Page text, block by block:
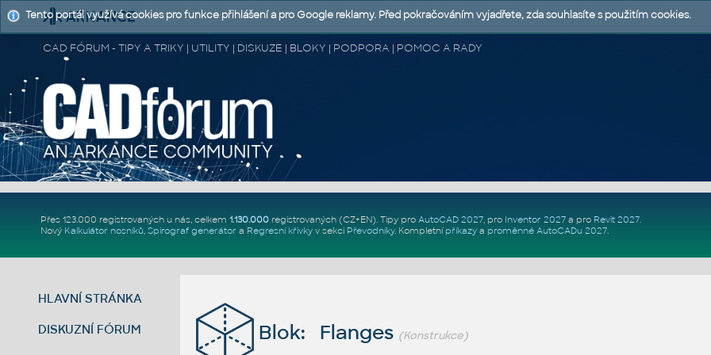
CAD FÓRUM - TIPY A TRIKY | UTILITY | DISKUZE | BLOKY | PODPORA | POMOC A RADY
Přes 123.000 registrovaných u nás, celkem 1.130.000registrovaných (CZ+EN). Tipy pro AutoCAD 2027, pro Inventor 2027a pro Revit 2027.
Nový Kalkulátor nosníků, Spirograf generátor a Regresní křivkyv sekci Převodníky. Kompletní příkazya proměnné AutoCADu 2027.
HLAVNÍ STRÁNKA
DISKUZNÍ FÓRUM Blok: Flanges (Konstrukce)
Tento portál využívá cookies pro funkce přihlášení a pro Google reklamy. Před pokračováním vyjadřete, zda souhlasíte s použitím cookies.